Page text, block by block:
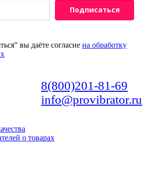
Подписаться
вы даёте согласие на обработку
8(800)201-81-69
info@provibrator.ru
о товарах